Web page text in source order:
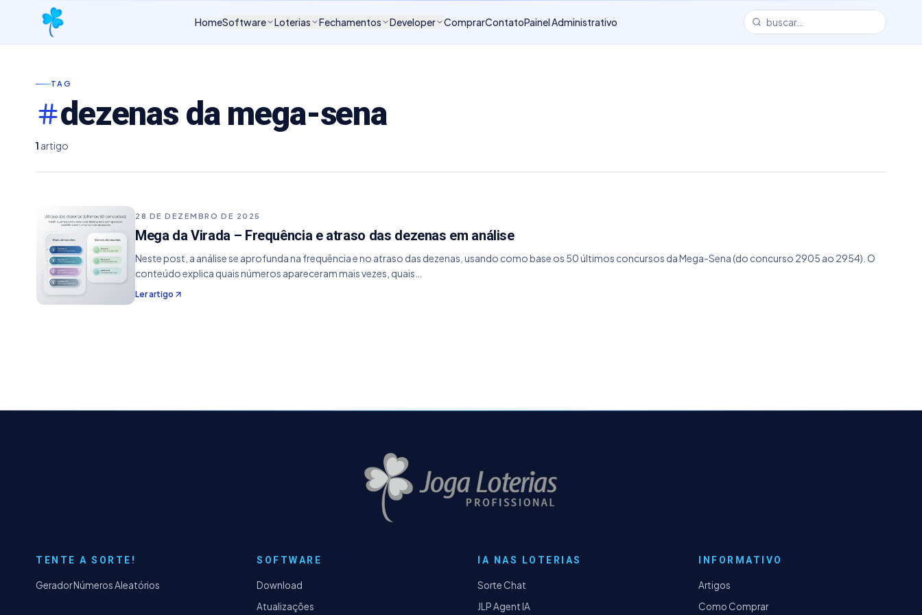
HomeSoftware Loterias Fechamentos Developer ComprarContatoPainel Administrativo
TAG
dezenas da mega-sena
1 artigo
28 DE DEZEMBRO DE 2025
Mega da Virada – Frequência e atraso das dezenas em análise
Neste post, a análise se aprofunda na frequência e no atraso das dezenas, usando como base os 50 últimos concursos da Mega-Sena (do concurso 2905 ao 2954). O
conteúdo explica quais números apareceram mais vezes, quais…
Ler artigo
TENTE A SORTE!
Gerador Números Aleatórios
SOFTWARE
Download
Atualizações
IA NAS LOTERIAS
Sorte Chat
JLP Agent IA
INFORMATIVO
Artigos
Como Comprar